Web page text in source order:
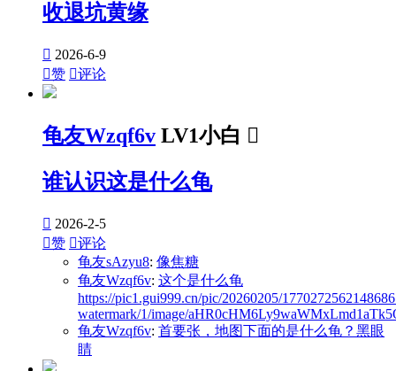
收退坑黄缘
 2026-6-9
赞 评论
龟友Wzqf6v LV1小白 
谁认识这是什么龟
 2026-2-5
赞 评论
龟友sAzyu8: 像焦糖
龟友Wzqf6v: 这个是什么龟
https://pic1.gui999.cn/pic/20260205/
watermark/1/image/
龟友Wzqf6v: 首要张，地图下面的是什么龟？黑眼
睛